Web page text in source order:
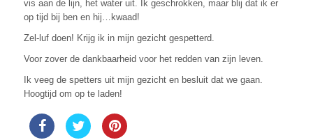
vis aan de lijn, het water uit. Ik geschrokken, maar blij dat ik er
op tijd bij ben en hij…kwaad!
Zel-luf doen! Krijg ik in mijn gezicht gespetterd.
Voor zover de dankbaarheid voor het redden van zijn leven.
Ik veeg de spetters uit mijn gezicht en besluit dat we gaan.
Hoogtijd om op te laden!